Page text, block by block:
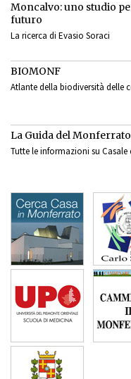
Moncalvo: uno studio
futuro
La ricerca di Evasio Soraci
BIOMONF
Atlante della biodiversità delle
La Guida del Monferrato
Tutte le informazioni su